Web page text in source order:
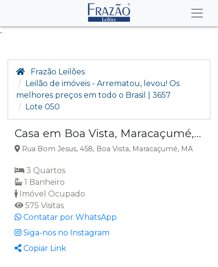
.
Frazão Leilões
Leilão de imóveis - Arrematou, levou! Os
melhores preços em todo o Brasil | 3657
Lote 050
Casa em Boa Vista, Maracaçumé, MA
Rua Bom Jesus, 458, Boa Vista, Maracaçumé, MA
3 Quartos
1 Banheiro
Imóvel Ocupado
575 Visitas
Contatar por WhatsApp
Siga-nos no Instagram
Copiar Link